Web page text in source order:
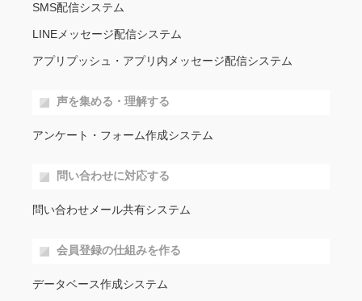
SMS配信システム
LINEメッセージ配信システム
アプリプッシュ・アプリ内メッセージ配信システム
声を集める・理解する
アンケート・フォーム作成システム
問い合わせに対応する
問い合わせメール共有システム
会員登録の仕組みを作る
データベース作成システム